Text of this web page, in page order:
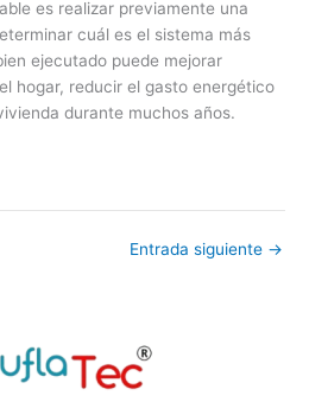
es realizar previamente una
cuál es el sistema más
ejecutado puede mejorar
hogar, reducir el gasto energético
durante muchos años.
Entrada siguiente →